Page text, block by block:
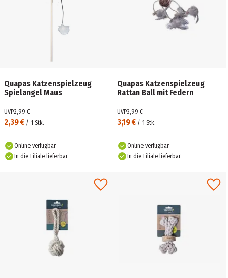
Quapas Katzenspielzeug
Spielangel Maus
2,39 € / 1 Stk.
UVP2,99 €
Online verfügbar
In die Filiale lieferbar
Quapas Katzenspielzeug
Rattan Ball mit Federn
3,19 € / 1 Stk.
UVP3,99 €
Online verfügbar
In die Filiale lieferbar